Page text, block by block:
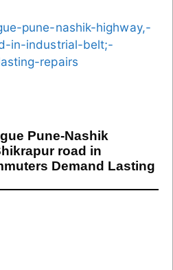
Pune-Nashik
road in
Demand Lasting